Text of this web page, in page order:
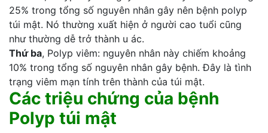
25% trong tổng số nguyên nhân gây nên bệnh polyp
túi mật. Nó thường xuất hiện ở người cao tuổi cũng
như thường dễ trở thành u ác.
Thứ ba, Polyp viêm: nguyên nhân này chiếm khoảng
10% trong tổng số nguyên nhân gây bệnh. Đây là tình
trạng viêm mạn tính trên thành của túi mật.
Các triệu chứng của bệnh
Polyp túi mật